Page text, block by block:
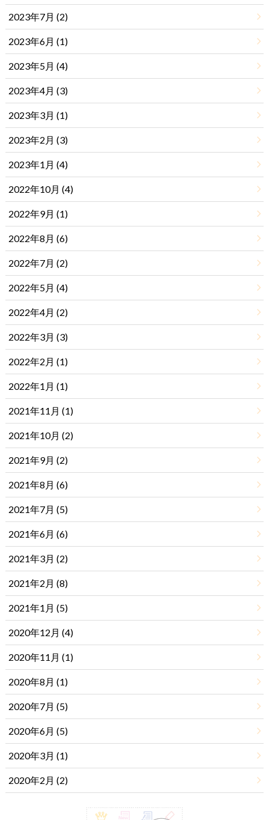
2023年7月 (2)
2023年6月 (1)
2023年5月 (4)
2023年4月 (3)
2023年3月 (1)
2023年2月 (3)
2023年1月 (4)
2022年10月 (4)
2022年9月 (1)
2022年8月 (6)
2022年7月 (2)
2022年5月 (4)
2022年4月 (2)
2022年3月 (3)
2022年2月 (1)
2022年1月 (1)
2021年11月 (1)
2021年10月 (2)
2021年9月 (2)
2021年8月 (6)
2021年7月 (5)
2021年6月 (6)
2021年3月 (2)
2021年2月 (8)
2021年1月 (5)
2020年12月 (4)
2020年11月 (1)
2020年8月 (1)
2020年7月 (5)
2020年6月 (5)
2020年3月 (1)
2020年2月 (2)